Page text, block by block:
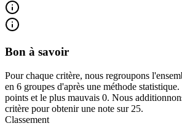
Bon à savoir
Pour chaque critère, nous regroupons
en 6 groupes d'après une méthode
points et le plus mauvais 0. Nous
critère pour obtenir une note sur 25.
Classement